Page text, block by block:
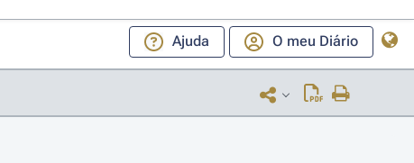
Ajuda O meu Diário